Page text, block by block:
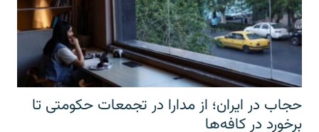
حجاب در ایران؛ از مدارا در تجمعات حکومتی تا
برخورد در کافه‌ها